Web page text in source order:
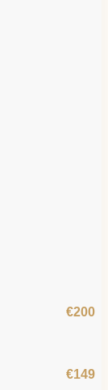
€200
€149